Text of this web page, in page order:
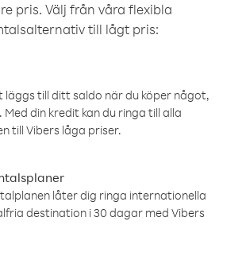
pris. Välj från våra flexibla
till lågt pris:
läggs till ditt saldo när du köper något,
din kredit kan du ringa till alla
till Vibers låga priser.
låter dig ringa internationella
destination i 30 dagar med Vibers